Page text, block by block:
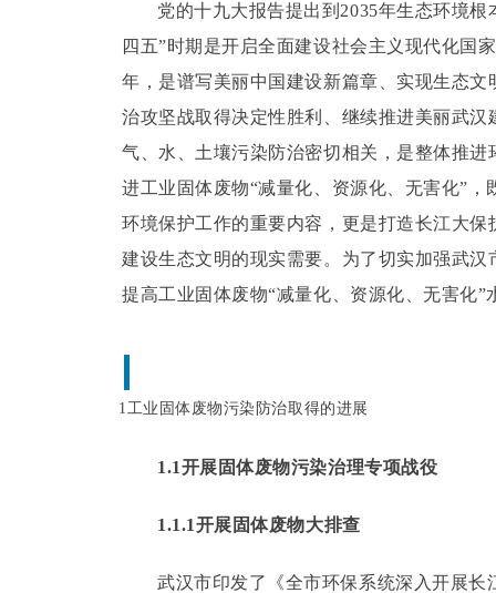
党的十九大报告提出到2035年生态环境
四五”时期是开启全面建设社会主义现代化国
年，是谱写美丽中国建设新篇章、实现生态
治攻坚战取得决定性胜利、继续推进美丽武汉
气、水、土壤污染防治密切相关，是整体推
进工业固体废物“减量化、资源化、无害化”
环境保护工作的重要内容，更是打造长江大
建设生态文明的现实需要。 为了切实加强武汉
提高工业固体废物“减量化、资源化、无害化”
1工业固体废物污染防治取得的进展
1.1开展固体废物污染治理专项战役
1.1.1开展固体废物大排查
武汉市印发了《全市环保系统深入开展